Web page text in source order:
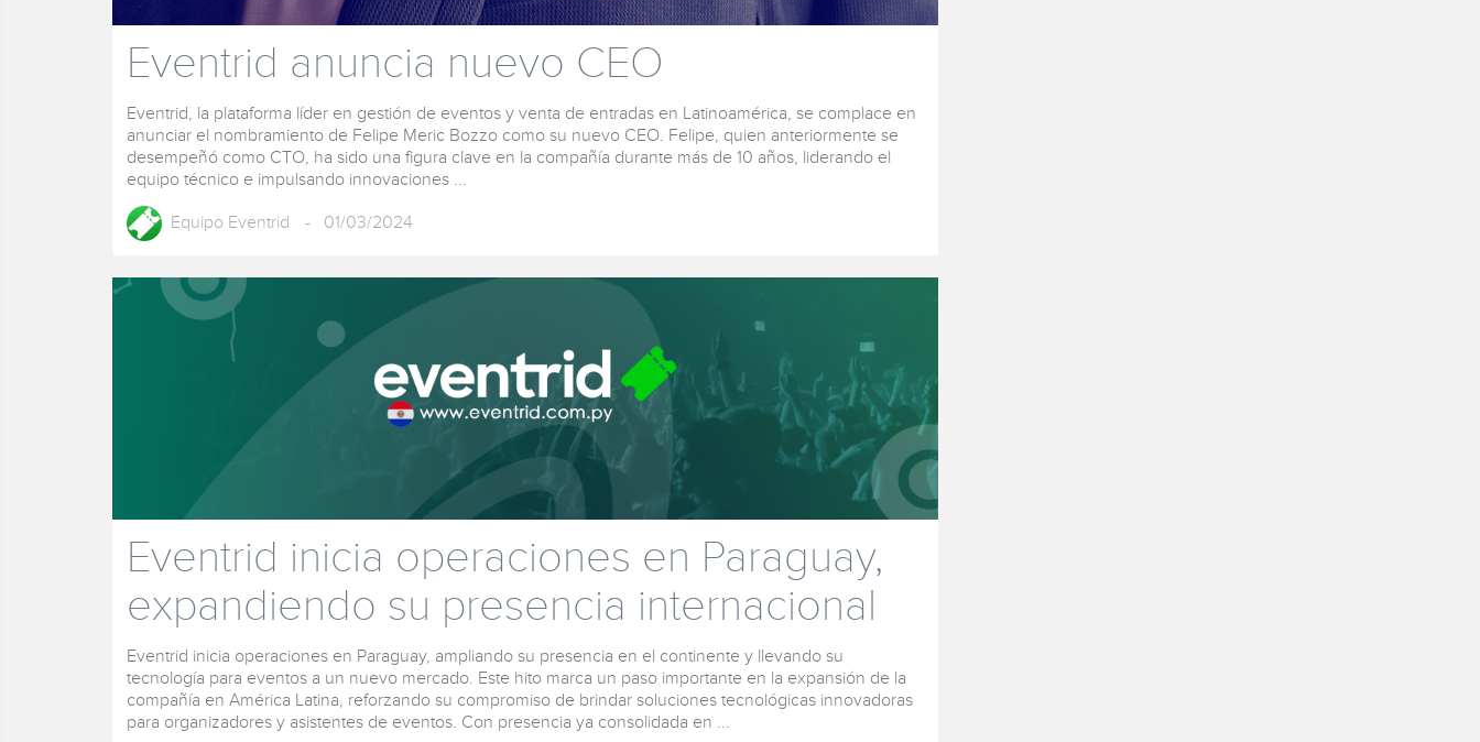
Eventrid anuncia nuevo CEO
Eventrid, la plataforma líder en gestión de eventos y venta de entradas en Latinoamérica, se complace en
anunciar el nombramiento de Felipe Meric Bozzo como su nuevo CEO. Felipe, quien anteriormente se
desempeñó como CTO, ha sido una figura clave en la compañía durante más de 10 años, liderando el
equipo técnico e impulsando innovaciones ...
Equipo Eventrid
- 01/03/2024
Eventrid inicia operaciones en Paraguay,
expandiendo su presencia internacional
Eventrid inicia operaciones en Paraguay, ampliando su presencia en el continente y llevando su
tecnología para eventos a un nuevo mercado. Este hito marca un paso importante en la expansión de la
compañía en América Latina, reforzando su compromiso de brindar soluciones tecnológicas innovadoras
para organizadores y asistentes de eventos. Con presencia ya consolidada en ...